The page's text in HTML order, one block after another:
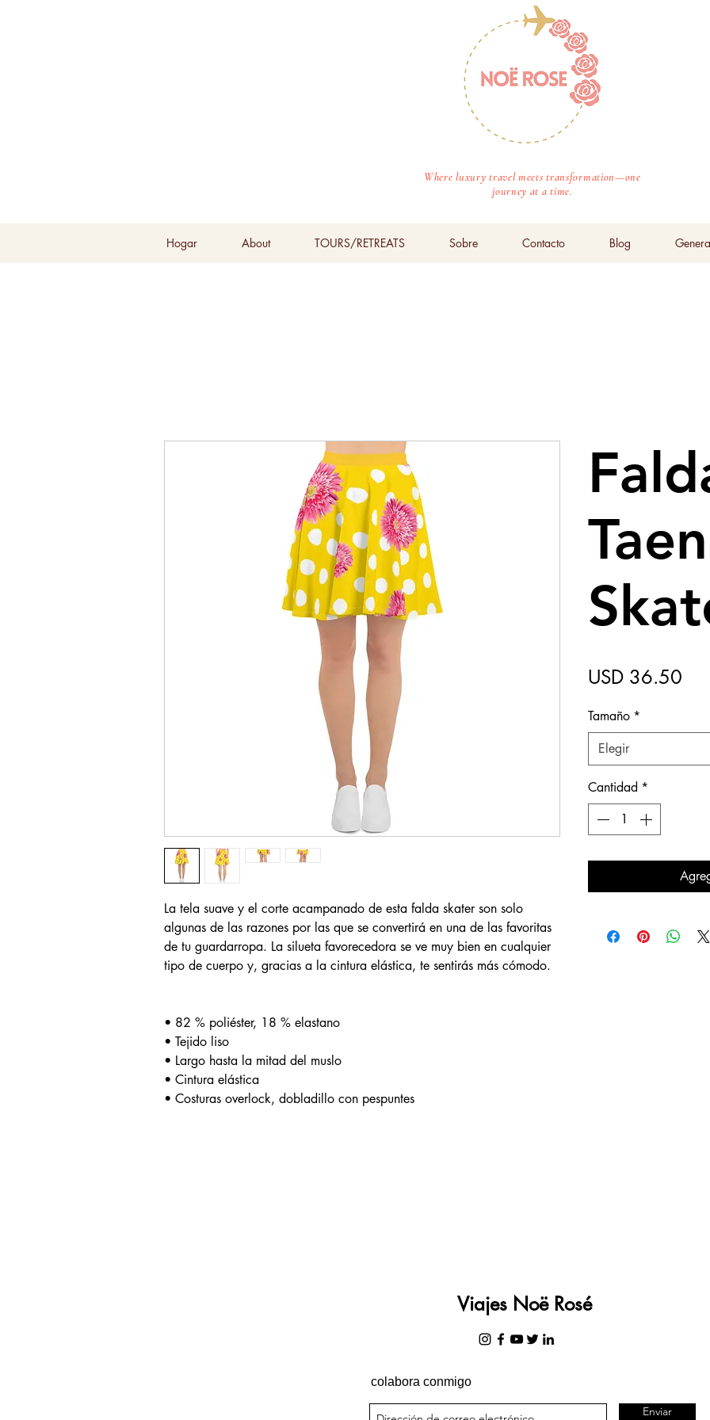
Where luxury travel meets transformation—one
journey at a time.
Hogar About TOURS/RETREATS Sobre Contacto Blog
La tela suave y el corte acampanado de esta falda skater son solo
algunas de las razones por las que se convertirá en una de las favoritas
de tu guardarropa. La silueta favorecedora se ve muy bien en cualquier
tipo de cuerpo y, gracias a la cintura elástica, te sentirás más cómodo.
• 82 % poliéster, 18 % elastano
• Tejido liso
• Largo hasta la mitad del muslo
• Cintura elástica
• Costuras overlock, dobladillo con pespuntes
USD 36.50
Tamaño *
Elegir
Cantidad *
Viajes Noë Rosé
colabora conmigo
Enviar